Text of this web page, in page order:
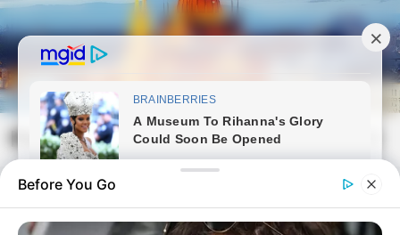
Skip
to
content
Magyarvilag.com
Search
Before You Go